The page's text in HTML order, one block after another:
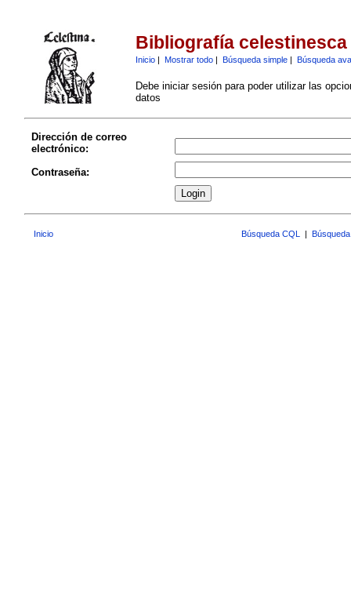
Bibliografía celestinesca
Inicio| Mostrar todo| Búsqueda simple| Búsqueda
Debe iniciar sesión para poder utilizar las
datos
Dirección de correo
electrónico:
Contraseña:
Inicio Búsqueda CQL |